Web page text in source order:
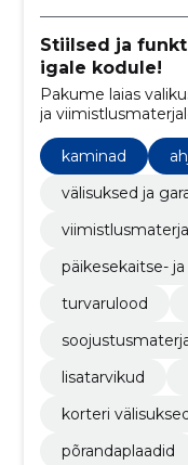
Stiilsed ja
igale kodule!
Pakume laias
ja
kvaliteetne,
kaminad
välisuksed ja
päikesekaitse-
turvarulood
lisatarvikud
korteri
põrandaplaadid